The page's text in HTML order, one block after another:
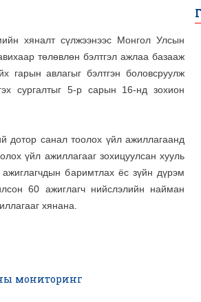
хяналт сүлжээнээс Монгол Улсын
төлөвлөн бэлтгэл ажлаа базааж
гарын авлагыг бэлтгэн боловсруулж
сургалтыг 5-р сарын 16-нд зохион
дотор санал тоолох үйл ажиллагаанд
үйл ажиллагааг зохицуулсан хууль
баримтлах ёс зүйн дүрэм
60 ажиглагч нийслэлийн найман
хянана.
мониторинг